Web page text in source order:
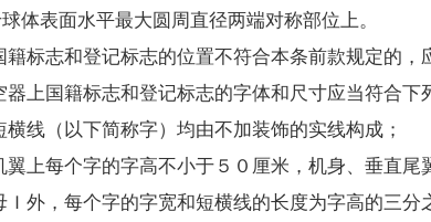
表面水平最大圆周直径两端对称部位上。
志和登记标志的位置不符合本条前款规定的，
上国籍标志和登记标志的字体和尺寸应当符合下
（以下简称字）均由不加装饰的实线构成；
每个字的字高不小于５０厘米，机身、垂直尾
，每个字的字宽和短横线的长度为字高的三分